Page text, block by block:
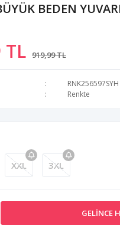
BEDEN
TL 919,99 TL
RNK256597SYH
Renkte
XXL 3XL
GELINCE